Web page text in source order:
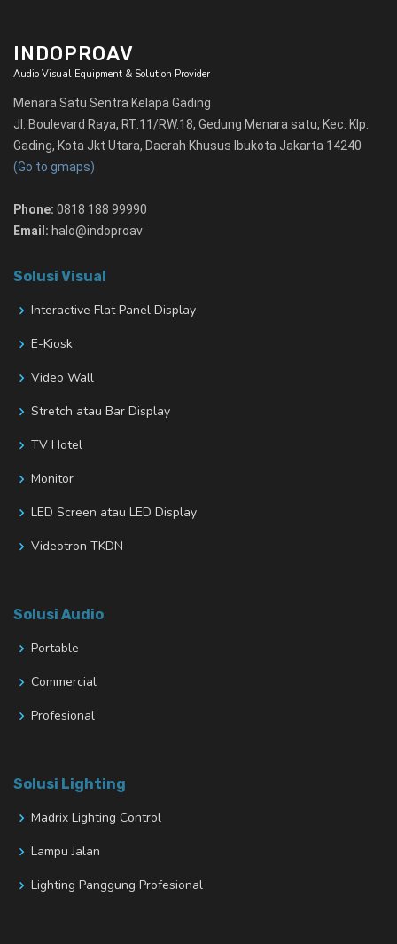
INDOPROAV
Audio Visual Equipment & Solution Provider
Menara Satu Sentra Kelapa Gading
Jl. Boulevard Raya, RT.11/RW.18, Gedung Menara satu, Kec. Klp.
Gading, Kota Jkt Utara, Daerah Khusus Ibukota Jakarta 14240
(Go to gmaps)
Phone: 0818 188 99990
Email: halo@indoproav
Solusi Visual
Interactive Flat Panel Display
E-Kiosk
Video Wall
Stretch atau Bar Display
TV Hotel
Monitor
LED Screen atau LED Display
Videotron TKDN
Solusi Audio
Portable
Commercial
Profesional
Solusi Lighting
Madrix Lighting Control
Lampu Jalan
Lighting Panggung Profesional